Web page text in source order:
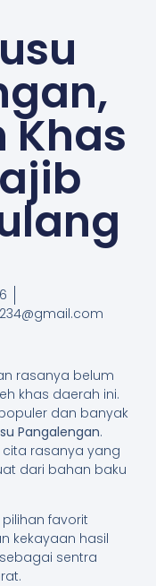
Khas
rasanya belum
khas daerah ini.
dan banyak
Pangalengan.
rasanya yang
dari bahan baku
favorit
kekayaan hasil
sentra